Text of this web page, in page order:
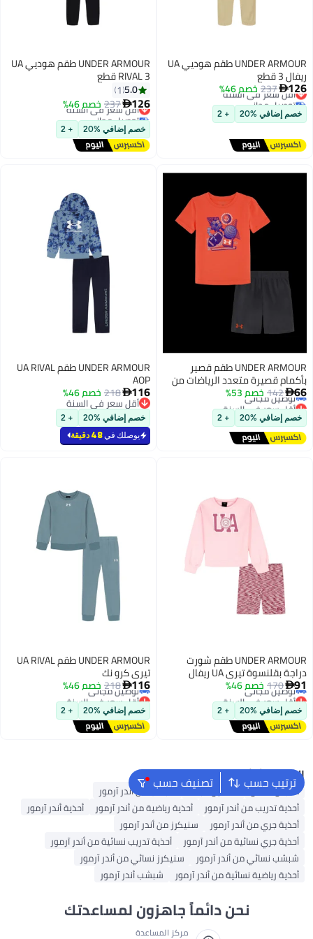
UNDER ARMOUR طقم هوديي UA
ريفال 3 قطع
126
237خصم 46% #22 في مجموعات ملابس الأولاد
أقل سعر في السنة
توصيل مجاني
#22 في مجموعات ملابس الأولاد
خصم إضافي %20 + 2
UNDER ARMOUR طقم هوديي UA
RIVAL 3 قطع
5.0
1
126
237 خصم 46% #23 في مجموعات ملابس الأولاد
أقل سعر في السنة
توصيل مجاني
#23 في مجموعات ملابس الأولاد
خصم إضافي %20 + 2
UNDER ARMOUR طقم قصير
بأكمام قصيرة متعدد الرياضات من
UA
66
142 خصم 53%
أقل سعر في السنة
توصيل مجاني
أقل سعر في السنة
خصم إضافي %20 + 2
UNDER ARMOUR طقم UA RIVAL
AOP
116
218 خصم 46%
أقل سعر في السنة
أقل سعر في السنة
خصم إضافي %20 + 2
يوصلك في48 دقيقة
UNDER ARMOUR طقم شورت
دراجة بقلنسوة تيري UA ريفال
91
170 خصم 46%
أقل سعر في السنة
توصيل مجاني
أقل سعر في السنة
خصم إضافي %20 + 2
UNDER ARMOUR طقم UA RIVAL
تيري كرو نك
116
218 خصم 46%
أقل سعر في السنة
توصيل مجاني
أقل سعر في السنة
خصم إضافي %20 + 2
ترتيب حسب تصنيف حسب البحث الشائع
ملابس اطفال فساتين للبنات
شبشب من أندر آرمور
أحذية تدريب من أندر آرمور
أحذية رياضية من أندر آرمور
أحذية أندر آرمور
أحذية جري من أندر آرمور
سنيكرز من أندر آرمور
أحذية جري نسائية من أندر آرمور
أحذية تدريب نسائية من أندر آرمور
شبشب نسائي من أندر آرمور
سنيكرز نسائي من أندر آرمور
أحذية رياضية نسائية من أندر آرمور
شبشب أندر آرمور
نحن دائماً جاهزون لمساعدتك
مركز المساعدة